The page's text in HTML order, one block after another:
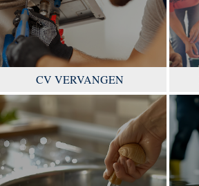
CV VERVANGEN